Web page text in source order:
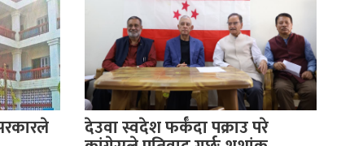
देउवा स्वदेश फर्कँदा पक्राउ परे